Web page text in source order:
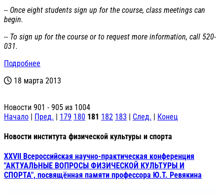
-- Once eight students sign up for the course, class meetings can
begin.
-- To sign up for the course or to request more information, call 520-
031.
Подробнее
18 марта 2013
Новости 901 - 905 из 1004
Начало | Пред. | 179 180 181 182 183 | След. | Конец
Новости института физической культуры и спорта
XXVII Всероссийская научно-практическая конференция
"АКТУАЛЬНЫЕ ВОПРОСЫ ФИЗИЧЕСКОЙ КУЛЬТУРЫ И
СПОРТА", посвящённая памяти профессора Ю.Т. Ревякина